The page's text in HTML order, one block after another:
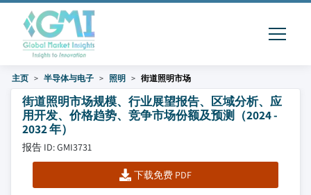
主页 半导体与电子 照明 街道照明市场
街道照明市场规模、行业展望报告、区域分析、应
用开发、价格趋势、竞争市场份额及预测（2024 -
2032 年）
报告 ID: GMI3731
下载免费 PDF